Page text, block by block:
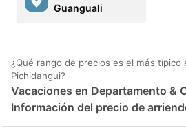
Guanguali
¿Qué rango de precios es el más típico
Pichidangui?
Vacaciones en Departamento &
Información del precio de